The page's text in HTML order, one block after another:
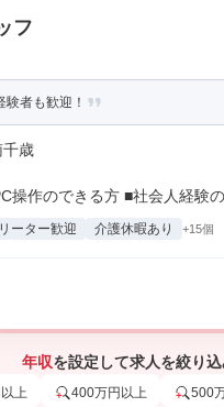
フ
者も歓迎！
歳
操作のできる方 ■社会人経験の
ーター歓迎 介護休暇あり +15個
年収を設定して求人を絞り
上 400万円以上 500